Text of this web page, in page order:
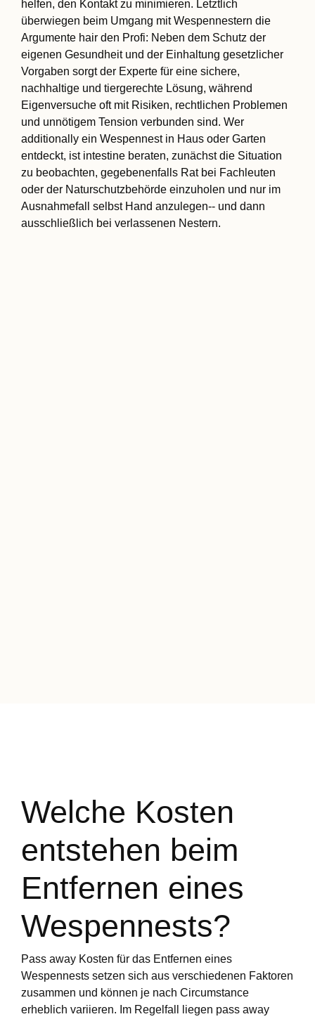
helfen, den Kontakt zu minimieren. Letztlich
überwiegen beim Umgang mit Wespennestern die
Argumente hair den Profi: Neben dem Schutz der
eigenen Gesundheit und der Einhaltung gesetzlicher
Vorgaben sorgt der Experte für eine sichere,
nachhaltige und tiergerechte Lösung, während
Eigenversuche oft mit Risiken, rechtlichen Problemen
und unnötigem Tension verbunden sind. Wer
additionally ein Wespennest in Haus oder Garten
entdeckt, ist intestine beraten, zunächst die Situation
zu beobachten, gegebenenfalls Rat bei Fachleuten
oder der Naturschutzbehörde einzuholen und nur im
Ausnahmefall selbst Hand anzulegen-- und dann
ausschließlich bei verlassenen Nestern.
Welche Kosten
entstehen beim
Entfernen eines
Wespennests?
Pass away Kosten für das Entfernen eines
Wespennests setzen sich aus verschiedenen Faktoren
zusammen und können je nach Circumstance
erheblich variieren. Im Regelfall liegen pass away